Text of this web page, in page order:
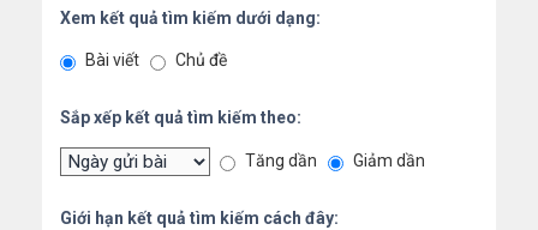
Xem kết quả tìm kiếm dưới dạng:
Bài viết Chủ đề
Sắp xếp kết quả tìm kiếm theo:
Tăng dần Giảm dần
Giới hạn kết quả tìm kiếm cách đây: